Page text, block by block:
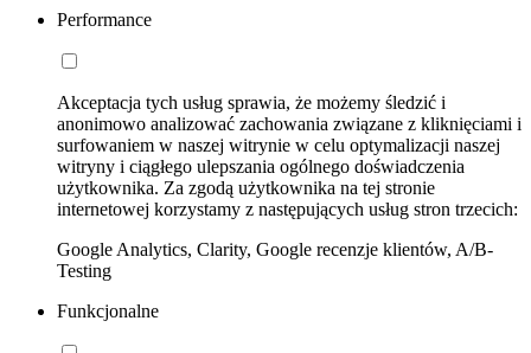
Performance
Akceptacja tych usług sprawia, że możemy śledzić i
anonimowo analizować zachowania związane z kliknięciami i
surfowaniem w naszej witrynie w celu optymalizacji naszej
witryny i ciągłego ulepszania ogólnego doświadczenia
użytkownika. Za zgodą użytkownika na tej stronie
internetowej korzystamy z następujących usług stron trzecich:
Google Analytics, Clarity, Google recenzje klientów, A/B-
Testing
Funkcjonalne